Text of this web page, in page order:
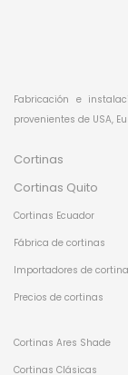
Fabricación e
provenientes de USA,
Cortinas
Cortinas Quito
Cortinas Ecuador
Fábrica de cortinas
Importadores de
Precios de cortinas
Cortinas Ares Shade
Cortinas Clásicas